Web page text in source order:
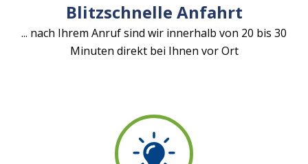
Blitzschnelle Anfahrt
... nach Ihrem Anruf sind wir innerhalb von 20 bis 30
Minuten direkt bei Ihnen vor Ort